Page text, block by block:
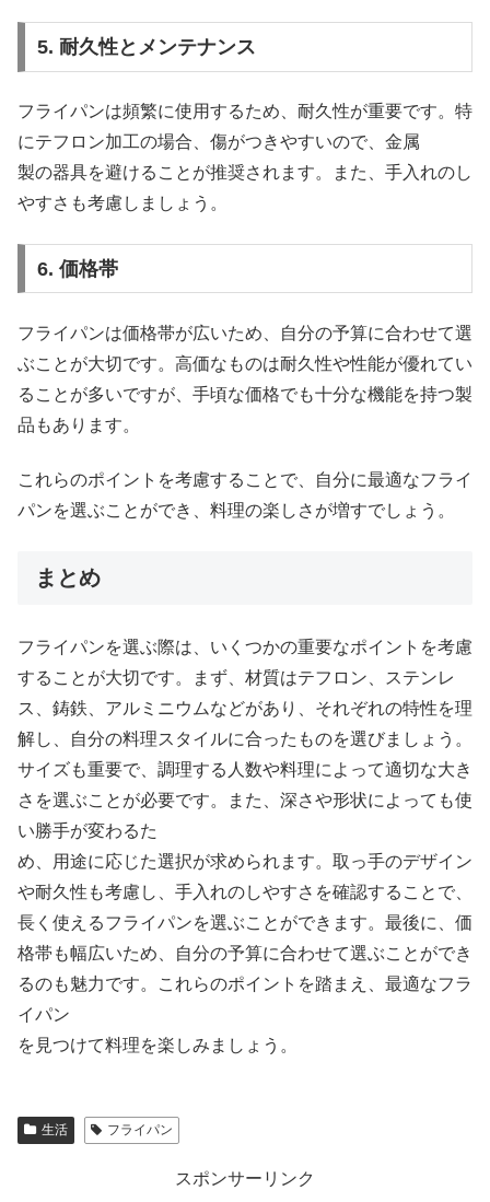
5. 耐久性とメンテナンス
フライパンは頻繁に使用するため、耐久性が重要です。特
にテフロン加工の場合、傷がつきやすいので、金属
製の器具を避けることが推奨されます。また、手入れのし
やすさも考慮しましょう。
6. 価格帯
フライパンは価格帯が広いため、自分の予算に合わせて選
ぶことが大切です。高価なものは耐久性や性能が優れてい
ることが多いですが、手頃な価格でも十分な機能を持つ製
品もあります。
これらのポイントを考慮することで、自分に最適なフライ
パンを選ぶことができ、料理の楽しさが増すでしょう。
まとめ
フライパンを選ぶ際は、いくつかの重要なポイントを考慮
することが大切です。まず、材質はテフロン、ステンレ
ス、鋳鉄、アルミニウムなどがあり、それぞれの特性を理
解し、自分の料理スタイルに合ったものを選びましょう。
サイズも重要で、調理する人数や料理によって適切な大き
さを選ぶことが必要です。また、深さや形状によっても使
い勝手が変わるた
め、用途に応じた選択が求められます。取っ手のデザイン
や耐久性も考慮し、手入れのしやすさを確認することで、
長く使えるフライパンを選ぶことができます。最後に、価
格帯も幅広いため、自分の予算に合わせて選ぶことができ
るのも魅力です。これらのポイントを踏まえ、最適なフラ
イパン
を見つけて料理を楽しみましょう。
生活 フライパン
スポンサーリンク